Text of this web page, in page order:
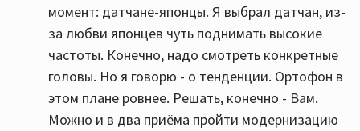
момент: датчане-японцы. Я выбрал датчан, из-
за любви японцев чуть поднимать высокие
частоты. Конечно, надо смотреть конкретные
головы. Но я говорю - о тенденции. Ортофон в
этом плане ровнее. Решать, конечно - Вам.
Можно и в два приёма пройти модернизацию